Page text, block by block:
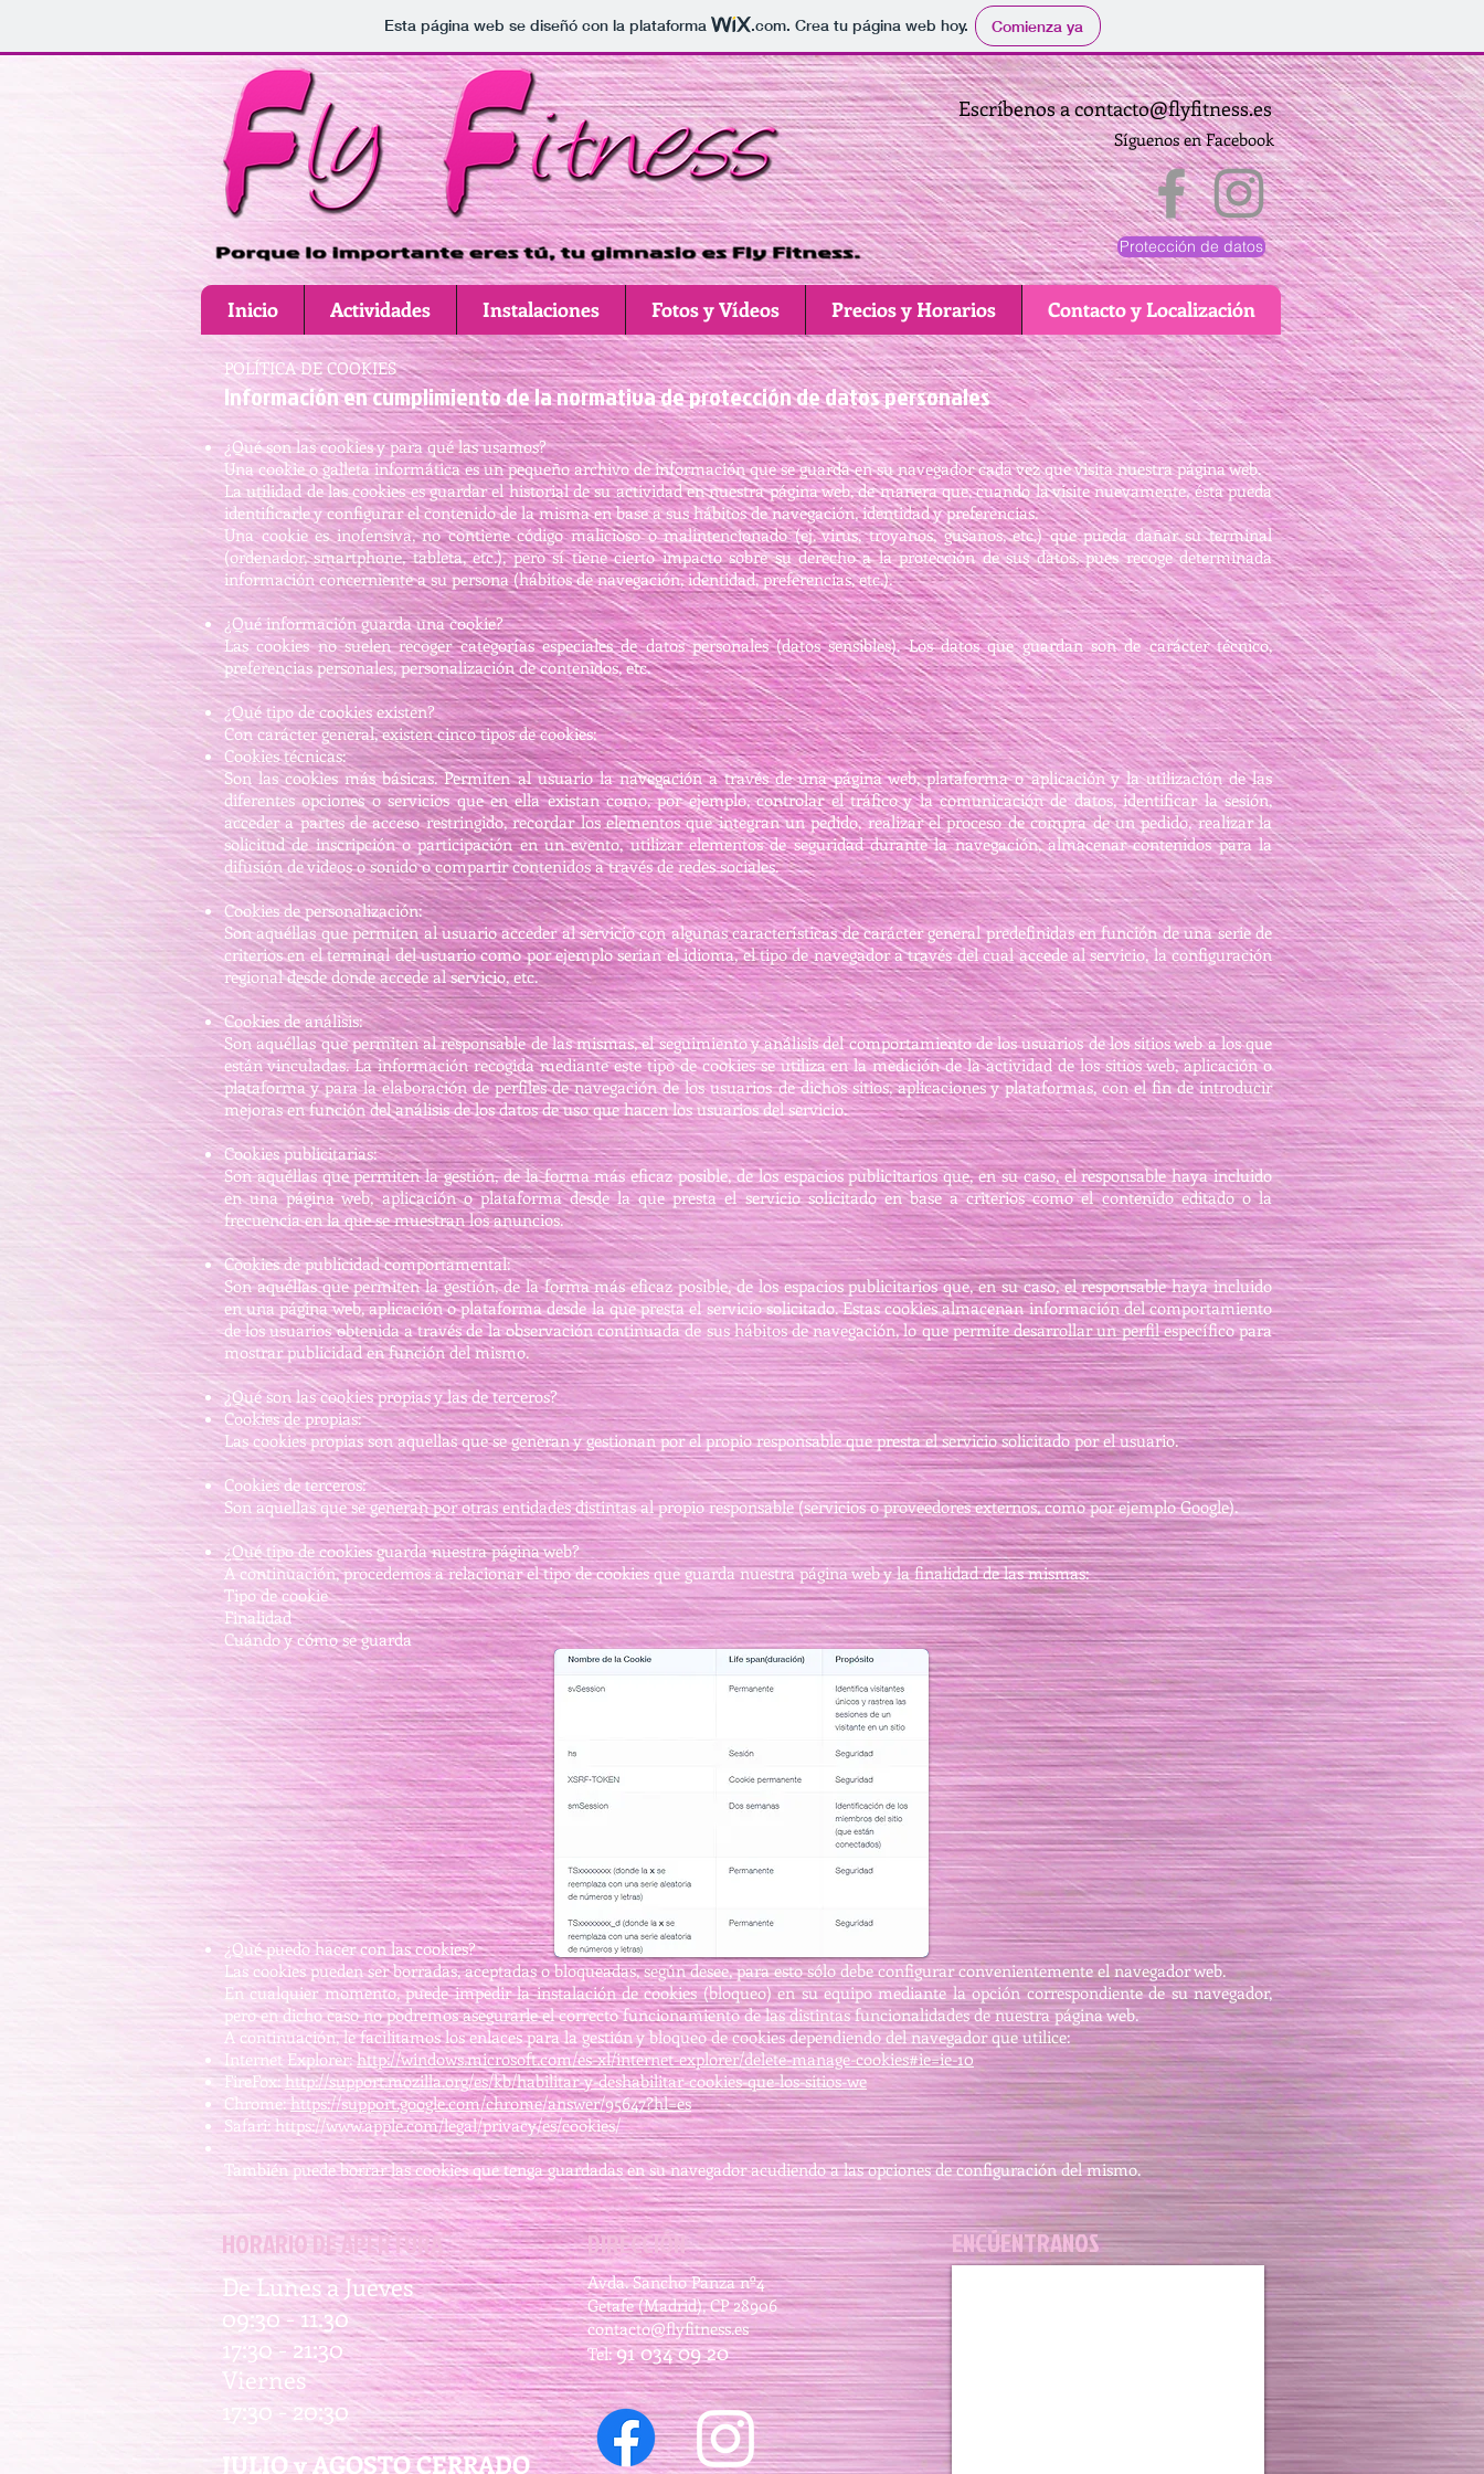
Esta página web se diseñó con la plataforma .com. Crea tu página web hoy. Comienza ya
Escríbenos acontacto@flyfitness.es
Síguenos en Facebook
Protección de datos
Inicio Actividades Instalaciones Fotos y Vídeos Precios y Horarios Contacto y Localización
POLÍTICA DE COOKIES
Información en cumplimiento de la normativa de protección de datos personales
¿Qué son las cookies y para qué las usamos?
Una cookie o galleta informática es un pequeño archivo de información que se guarda en su navegador cada vez que visita nuestra página web.
La utilidad de las cookies es guardar el historial de su actividad en nuestra página web, de manera que, cuando la visite nuevamente, ésta pueda
identificarle y configurar el contenido de la misma en base a sus hábitos de navegación, identidad y preferencias.
Una cookie es inofensiva, no contiene código malicioso o malintencionado (ej. virus, troyanos, gusanos, etc.) que pueda dañar su terminal
(ordenador, smartphone, tableta, etc.), pero sí tiene cierto impacto sobre su derecho a la protección de sus datos, pues recoge determinada
información concerniente a su persona (hábitos de navegación, identidad, preferencias, etc.).
¿Qué información guarda una cookie?
Las cookies no suelen recoger categorías especiales de datos personales (datos sensibles). Los datos que guardan son de carácter técnico,
preferencias personales, personalización de contenidos, etc.
¿Qué tipo de cookies existen?
Con carácter general, existen cinco tipos de cookies:
Cookies técnicas:
Son las cookies más básicas. Permiten al usuario la navegación a través de una página web, plataforma o aplicación y la utilización de las
diferentes opciones o servicios que en ella existan como, por ejemplo, controlar el tráfico y la comunicación de datos, identificar la sesión,
acceder a partes de acceso restringido, recordar los elementos que integran un pedido, realizar el proceso de compra de un pedido, realizar la
solicitud de inscripción o participación en un evento, utilizar elementos de seguridad durante la navegación, almacenar contenidos para la
difusión de videos o sonido o compartir contenidos a través de redes sociales.
Cookies de personalización:
Son aquéllas que permiten al usuario acceder al servicio con algunas características de carácter general predefinidas en función de una serie de
criterios en el terminal del usuario como por ejemplo serian el idioma, el tipo de navegador a través del cual accede al servicio, la configuración
regional desde donde accede al servicio, etc.
Cookies de análisis:
Son aquéllas que permiten al responsable de las mismas, el seguimiento y análisis del comportamiento de los usuarios de los sitios web a los que
están vinculadas. La información recogida mediante este tipo de cookies se utiliza en la medición de la actividad de los sitios web, aplicación o
plataforma y para la elaboración de perfiles de navegación de los usuarios de dichos sitios, aplicaciones y plataformas, con el fin de introducir
mejoras en función del análisis de los datos de uso que hacen los usuarios del servicio.
Cookies publicitarias:
Son aquéllas que permiten la gestión, de la forma más eficaz posible, de los espacios publicitarios que, en su caso, el responsable haya incluido
en una página web, aplicación o plataforma desde la que presta el servicio solicitado en base a criterios como el contenido editado o la
frecuencia en la que se muestran los anuncios.
Cookies de publicidad comportamental:
Son aquéllas que permiten la gestión, de la forma más eficaz posible, de los espacios publicitarios que, en su caso, el responsable haya incluido
en una página web, aplicación o plataforma desde la que presta el servicio solicitado. Estas cookies almacenan información del comportamiento
de los usuarios obtenida a través de la observación continuada de sus hábitos de navegación, lo que permite desarrollar un perfil específico para
mostrar publicidad en función del mismo.
¿Qué son las cookies propias y las de terceros?
Cookies de propias:
Las cookies propias son aquellas que se generan y gestionan por el propio responsable que presta el servicio solicitado por el usuario.
Cookies de terceros:
Son aquellas que se generan por otras entidades distintas al propio responsable (servicios o proveedores externos, como por ejemplo Google).
¿Qué tipo de cookies guarda nuestra página web?
A continuación, procedemos a relacionar el tipo de cookies que guarda nuestra página web y la finalidad de las mismas:
Tipo de cookie
Finalidad
Cuándo y cómo se guarda
¿Qué puedo hacer con las cookies?
Las cookies pueden ser borradas, aceptadas o bloqueadas, según desee, para esto sólo debe configurar convenientemente el navegador web.
En cualquier momento, puede impedir la instalación de cookies (bloqueo) en su equipo mediante la opción correspondiente de su navegador,
pero en dicho caso no podremos asegurarle el correcto funcionamiento de las distintas funcionalidades de nuestra página web.
A continuación, le facilitamos los enlaces para la gestión y bloqueo de cookies dependiendo del navegador que utilice:
Internet Explorer:http://windows.microsoft.com/es-xl/internet-explorer/delete-manage-cookies#ie=ie-10
FireFox:http://support.mozilla.org/es/kb/habilitar-y-deshabilitar-cookies-que-los-sitios-we
Chrome:https://support.google.com/chrome/answer/95647?hl=es
Safari: https://www.apple.com/legal/privacy/es/cookies/
También puede borrar las cookies que tenga guardadas en su navegador acudiendo a las opciones de configuración del mismo.
HORARIO DE APERTURA
De Lunes a Jueves
09:30 - 11.30
17:30 - 21:30
Viernes
17:30 - 20:30
JULIO y AGOSTO CERRADO
DIRECCIÓN
Avda. Sancho Panza nº4
Getafe (Madrid), CP 28906
contacto@flyfitness.es
Tel:91 034 09 20
ENCÚENTRANOS